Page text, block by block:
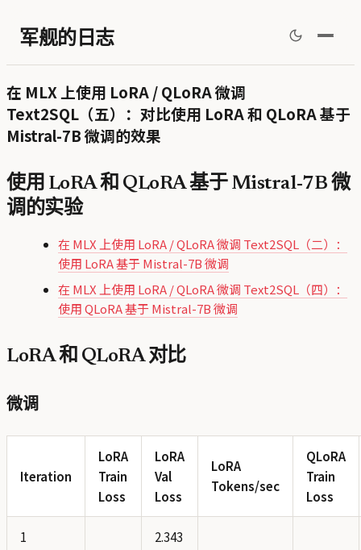
军舰的日志
在 MLX 上使用 LoRA / QLoRA 微调
Text2SQL（五）：对比使用 LoRA 和 QLoRA 基于
Mistral-7B 微调的效果
使用 LoRA 和 QLoRA 基于 Mistral-7B 微
调的实验
在 MLX 上使用 LoRA / QLoRA 微调 Text2SQL（二）：
使用 LoRA 基于 Mistral-7B 微调
在 MLX 上使用 LoRA / QLoRA 微调 Text2SQL（四）：
使用 QLoRA 基于 Mistral-7B 微调
LoRA 和 QLoRA 对比
微调
Iteration
LoRA
Train
Loss
LoRA
Val
Loss
LoRA
Tokens/sec
QLoRA
Train
Loss
1 2.343